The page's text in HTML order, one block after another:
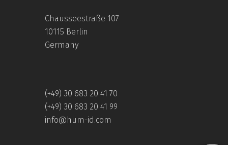
Chausseestraße 107
10115 Berlin
Germany
(+49) 30 683 20 41 70
(+49) 30 683 20 41 99
info@hum-id.com